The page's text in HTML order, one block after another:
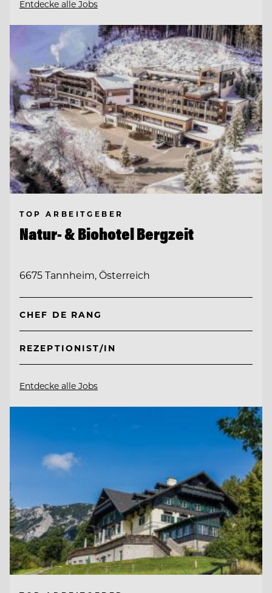
Entdecke alle Jobs
TOP ARBEITGEBER
Natur- & Biohotel Bergzeit
6675 Tannheim, Österreich
CHEF DE RANG
REZEPTIONIST/IN
Entdecke alle Jobs